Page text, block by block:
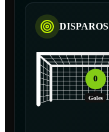
DISPAROS
0
Goles